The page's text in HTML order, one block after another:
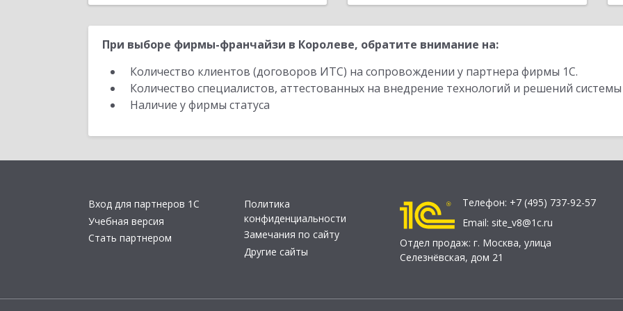
При выборе фирмы-франчайзи в Королеве, обратите внимание на:
Количество клиентов (договоров ИТС) на сопровождении у партнера фирмы 1С.
Количество специалистов, аттестованных на внедрение технологий и решений
Наличие у фирмы статуса
Вход для партнеров 1С
Учебная версия
Стать партнером
Политика
конфиденциальности
Замечания по сайту
Другие сайты
Телефон: +7 (495) 737-92-57
Email: site_v8@1c.ru
Отдел продаж: г. Москва, улица
Селезнёвская, дом 21